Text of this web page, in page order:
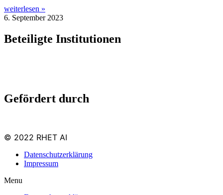
weiterlesen »
6. September 2023
Beteiligte Institutionen
Gefördert durch
© 2022 RHET AI
Datenschutzerklärung
Impressum
Menu